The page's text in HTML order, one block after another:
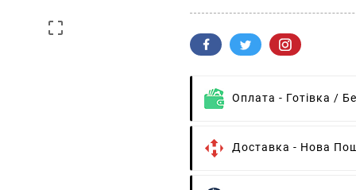

Оплата - Готівка /
Доставка - Нова